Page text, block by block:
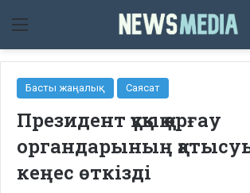
Мәзір
Басты жаңалық Саясат
Президент құқық қорғау
органдарының
кеңес өткізді